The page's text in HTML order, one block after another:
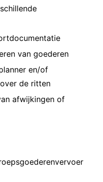
van goederen
en/of
de ritten
afwijkingen of